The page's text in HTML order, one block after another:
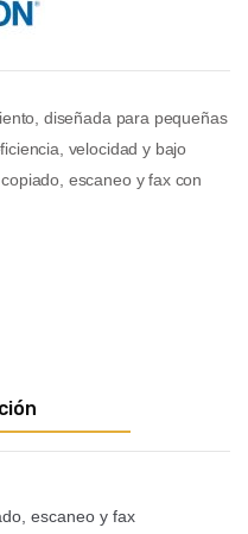
diseñada para pequeñas
velocidad y bajo
escaneo y fax con
escaneo y fax